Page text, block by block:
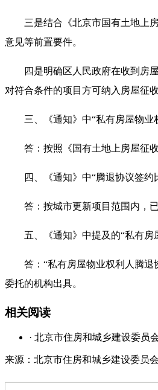
三是结合《北京市国有土地上房
意见等前置要件。
四是明确区人民政府在收到房屋
对符合条件的项目方可纳入房屋征
三、《通知》中“私有房屋物业
答：按照《国有土地上房屋征收
四、《通知》中“腾退协议签约
答：按城市更新项目范围内，已
五、《通知》中提及的“私有房屋
答：“私有房屋物业权利人腾退协
委托的机构出具。
相关阅读
· 北京市住房和城乡建设委员
来源：北京市住房和城乡建设委员会